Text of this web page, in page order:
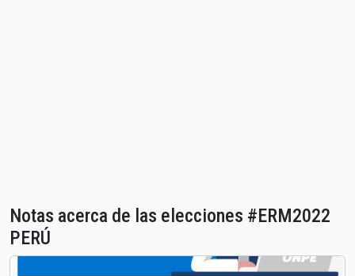
Notas acerca de las elecciones #ERM2022
PERÚ